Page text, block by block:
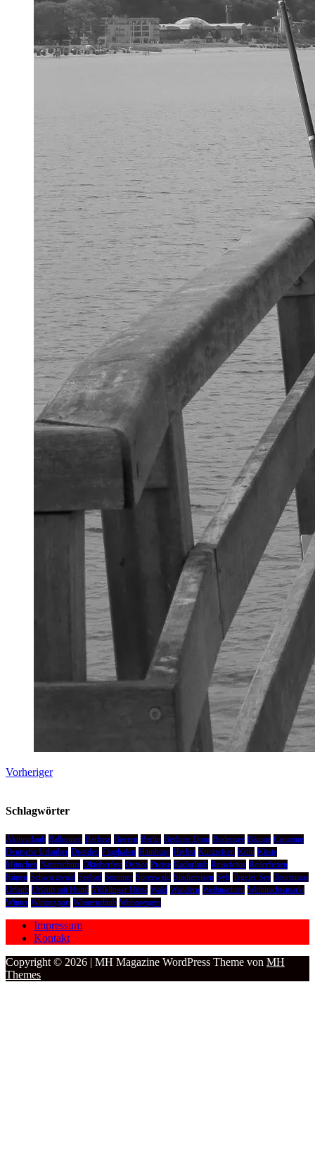
Vorheriger
Schlagwörter
Aktivurlaub Balkonien Barfuss Bayern Berlin Berliner Dom Bodensee Bäume Camping
Deutsche Urlauber Dresden Flughafen Hamburg Herbst Kurzreisen Köln Küste
München Naturschutz Oktoberfest Ostsee Preise Radurlaub Reisefotos Reiterferien
Rügen Schwarzwald Seebad Sommer Spreewald Städtereisen Sylt Tegeler See Tourismus
Urlaub Urlaub mit Hund Völklinger Hütte Wald Wandern Weihnachten Weihnachtsmarkt
Winter Wintersport Winterurlaub Wohnwagen
Impressum
Kontakt
Copyright © 2026 | MH Magazine WordPress Theme von MH
Themes